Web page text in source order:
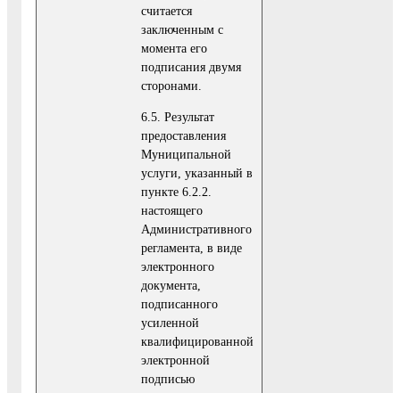
считается
заключенным с
момента его
подписания двумя
сторонами.
6.5. Результат
предоставления
Муниципальной
услуги, указанный в
пункте 6.2.2.
настоящего
Административного
регламента, в виде
электронного
документа,
подписанного
усиленной
квалифицированной
электронной
подписью